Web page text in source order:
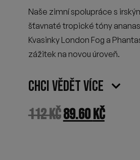
Naše zimní spolupráce s
šťavnaté tropické tóny
Kvasinky London Fog a
zážitek na novou úroveň.
Chci vědět více
112Kč89.60Kč